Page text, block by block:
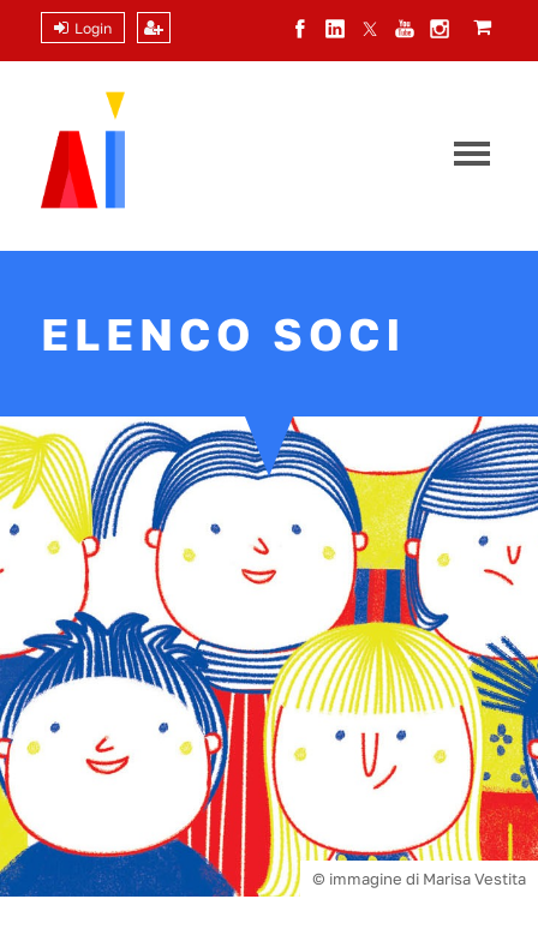
Login
ELENCO SOCI
© immagine di Marisa Vestita